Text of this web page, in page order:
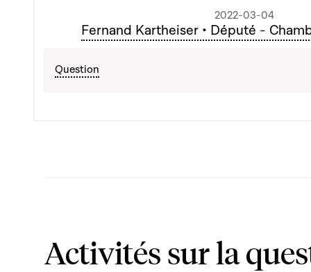
2022-03-04
Fernand Kartheiser • Député -
Question
Activités sur la